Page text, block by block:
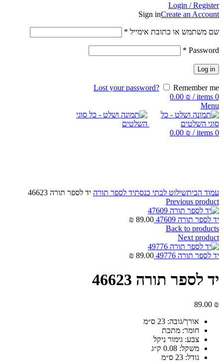
Login / Register
Sign inCreate an Account
שם משתמש או כתובת אימייל *
Password
*
Log in
Lost your password?
Remember me
0
items
/
0.00 ₪
Menu
0
items
/
0.00 ₪
עמוד הביתשילוט לבתי כנסתיד לספר תורה יד לספר תורה 46623
Previous product
יד לספר תורה 47609 89.00
₪
Back to products
Next product
יד לספר תורה 49776 89.00
₪
יד לספר תורה 46623
89.00 ₪
אורך/גובה: 23 ס״מ
חומר: מתכת
צבע: גימור ניקל
משקל: 0.08 ק״ג
גודל: 23 ס״מ